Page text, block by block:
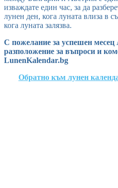
изваждате един час, за да
лунен ден, кога луната влиза в
кога луната залязва.
С пожелание за успешен месец
разположение за въпроси и
LunenKalendar.bg
Обратно към лунен